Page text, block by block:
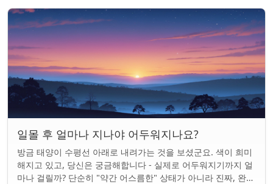
일몰 후 얼마나 지나야 어두워지나요?
방금 태양이 수평선 아래로 내려가는 것을 보셨군요. 색이 희미
해지고 있고, 당신은 궁금해합니다 - 실제로 어두워지기까지 얼
마나 걸릴까? 단순히 "약간 어스름한" 상태가 아니라 진짜, 완전